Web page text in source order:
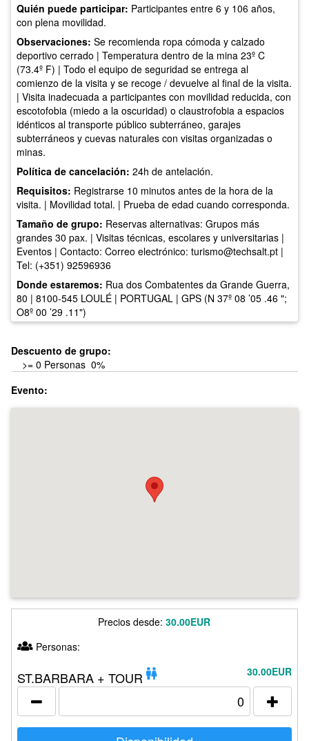
Quién puede participar: Participantes entre 6 y 106 años,
con plena movilidad.
Observaciones: Se recomienda ropa cómoda y calzado
deportivo cerrado | Temperatura dentro de la mina 23º C
(73.4º F) | Todo el equipo de seguridad se entrega al
comienzo de la visita y se recoge / devuelve al final de la visita.
| Visita inadecuada a participantes con movilidad reducida, con
escotofobia (miedo a la oscuridad) o claustrofobia a espacios
idénticos al transporte público subterráneo, garajes
subterráneos y cuevas naturales con visitas organizadas o
minas.
Política de cancelación: 24h de antelación.
Requisitos: Registrarse 10 minutos antes de la hora de la
visita. | Movilidad total. | Prueba de edad cuando corresponda.
Tamaño de grupo: Reservas alternativas: Grupos más
grandes 30 pax. | Visitas técnicas, escolares y universitarias |
Eventos | Contacto: Correo electrónico: turismo@techsalt.pt |
Tel: (+351) 92596936
Donde estaremos: Rua dos Combatentes da Grande Guerra,
80 | 8100-545 LOULÉ | PORTUGAL | GPS (N 37º 08 ’05 .46 ";
O8º 00 ’29 .11")
Descuento de grupo:
>= 0 Personas 0%
Evento:
Precios desde:30.00EUR
Personas:
ST.BARBARA + TOUR 30.00EUR